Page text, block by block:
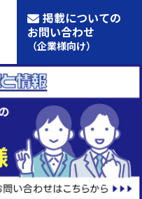
掲載についての
お問い合わせ
（企業様向け）